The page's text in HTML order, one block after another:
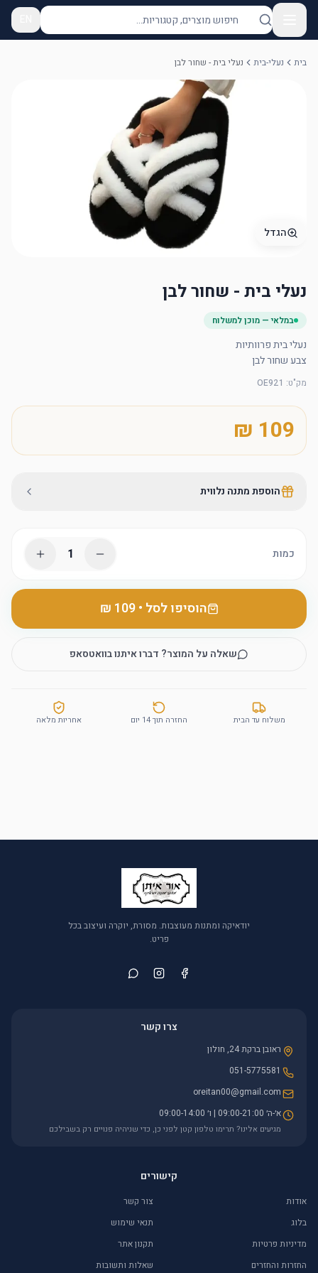
בית נעלי-בית נעלי בית - שחור לבן
הגדל
נעלי בית - שחור לבן
במלאי — מוכן למשלוח
צבע שחור לבן
מק"ט:
OE921
הוספת מתנה נלווית
כמות 1
הוסיפו לסל •
‏109 ₪
שאלה על המוצר? דברו איתנו בוואטסאפ
משלוח עד הבית החזרה תוך 14 יום אחריות מלאה
יודאיקה ומתנות מעוצבות. מסורת, יוקרה ועיצוב בכל
פריט.
צרו קשר
ראובן ברקת 24, חולון
051-5775581
oreitan00@gmail.com
א׳-ה׳ 09:00-21:00 | ו׳ 09:00-14:00
מגיעים אלינו? תרימו טלפון קטן לפני כן, כדי שניהיה פנויים רק בשבילכם
קישורים
אודות
צור קשר
בלוג
תנאי שימוש
מדיניות פרטיות
תקנון אתר
החזרות והחזרים
שאלות ותשובות